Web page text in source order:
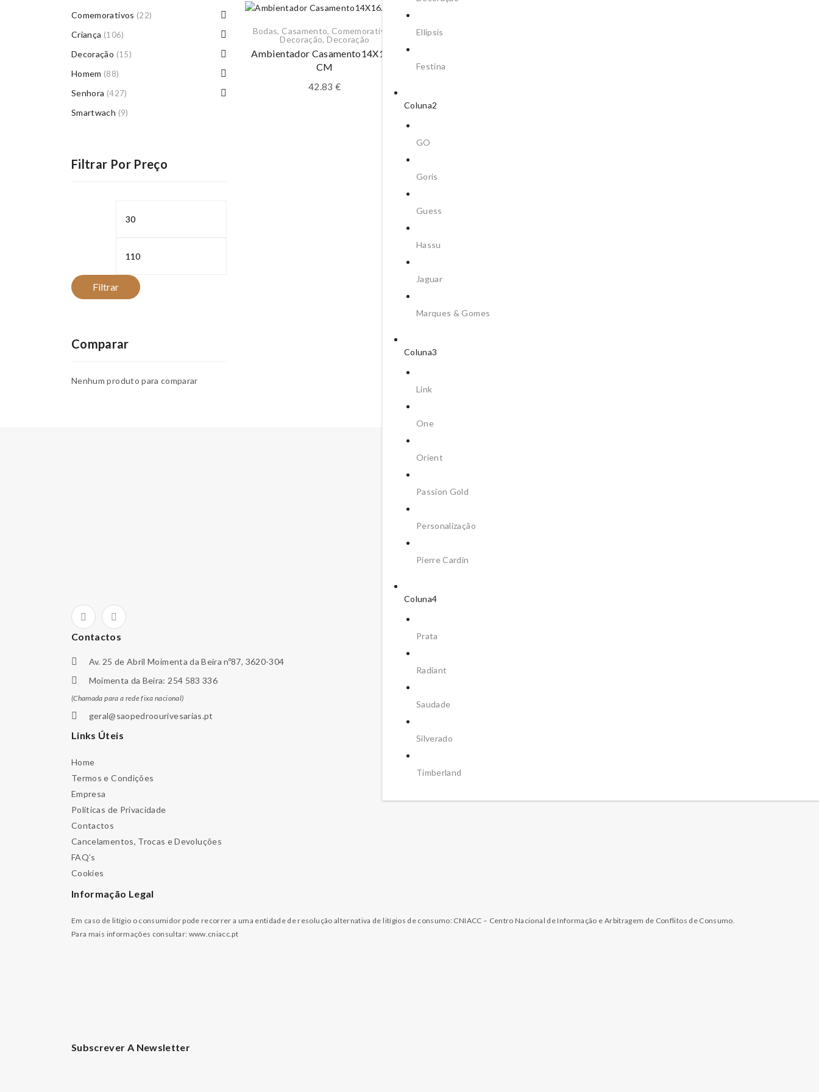
Ellipsis
Festina
Coluna2
GO
Goris
Guess
Hassu
Jaguar
Marques & Gomes
Coluna3
Link
One
Orient
Passion Gold
Personalização
Pierre Cardin
Coluna4
Prata
Radiant
Saudade
Silverado
Timberland
Bodas, Casamento, Comemorativos
Decoração,Decoração
Ambientador Casamento14X16.5
CM
42.83€
25 Anos
Comemorativos (22)
Criança (106)
Decoração (15)
Homem (88)
Senhora (427)
Smartwach (9)
Filtrar Por Preço
Filtrar
Comparar
Nenhum produto para comparar
Contactos
Av. 25 de Abril Moimenta da Beira nº87, 3620-304
Moimenta da Beira: 254 583 336
(Chamada para a rede fixa nacional)
geral@saopedroourivesarias.pt
Links Úteis
Home
Termos e Condições
Empresa
Políticas de Privacidade
Contactos
Cancelamentos, Trocas e Devoluções
FAQ’s
Cookies
Informação Legal
Em caso de litígio o consumidor pode recorrer a uma entidade de resolução alternativa de litígios de consumo: CNIACC – Centro Nacional de Informação e Arbitragem de Conflitos de Consumo.
Para mais informações consultar: www.cniacc.pt
Subscrever A Newsletter